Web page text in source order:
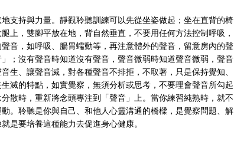
支持與力量。靜觀聆聽訓練可以先從坐姿做起；坐在直背的椅
上，雙腳平放在地，背自然垂直，不要用任何方法控制呼吸，
音，如呼吸、腸胃蠕動等，再注意體外的聲音，留意房內的聲
；沒有聲音時知道沒有聲音，聲音微弱時知道聲音微弱，聲音
生、讓聲音滅，對各種聲音不排拒，不取著，只是保持覺知、
滅的特點，如實覺察，無須分析或思考，不要理會聲音所勾起
散時，重新將念頭專注到「聲音」上。當你練習純熟時，就不
。聆聽是你與自己、和他人心靈溝通的橋樑，是覺察問題、解
是要培養這種能力去促進身心健康。